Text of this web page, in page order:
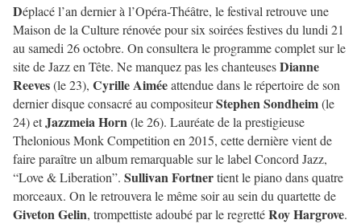
Déplacé l’an dernier à l’Opéra-Théâtre, le festival retrouve une
Maison de la Culture rénovée pour six soirées festives du lundi 21
au samedi 26 octobre. On consultera le programme complet sur le
site de Jazz en Tête. Ne manquez pas les chanteusesDianne
Reeves(le 23), Cyrille Aiméeattendue dans le répertoire de son
dernier disque consacré au compositeurStephen Sondheim(le
24) etJazzmeia Horn (le 26). Lauréate de la prestigieuse
Thelonious Monk Competition en 2015, cette dernière vient de
faire paraître un album remarquable sur le label Concord Jazz,
“Love & Liberation”. Sullivan Fortnertient le piano dans quatre
morceaux. On le retrouvera le même soir au sein du quartette de
Giveton Gelin, trompettiste adoubé par le regrettéRoy Hargrove.